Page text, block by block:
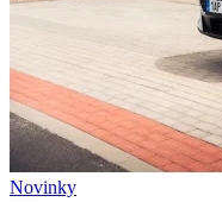
Novinky